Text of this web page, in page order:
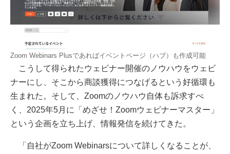
Zoom Webinars Plusであればイベントページ（ハブ）も作成可能
こうして得られたウェビナー開催のノウハウをウェビ
ナーにし、そこから商談獲得につなげるという好循環も
生まれた。そして、Zoomのノウハウ自体も訴求すべ
く、2025年5月に「めざせ！Zoomウェビナーマスター」
という企画を立ち上げ、情報発信を続けてきた。
「自社がZoom Webinarsについて詳しくなることが、